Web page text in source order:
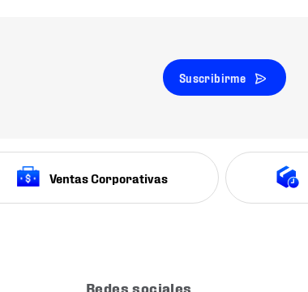
Suscribirme
Ventas Corporativas
Redes sociales